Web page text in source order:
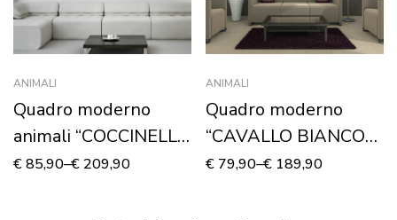
ANIMALI
Quadro moderno
animali “COCCINELLA
SU UNA FOGLIA” –
€85,90–€ 209,90
ANIMALI
Quadro moderno
“CAVALLO BIANCO
CHE CORRE”
€ 79,90–€ 189,90